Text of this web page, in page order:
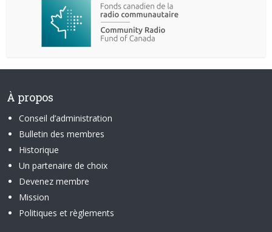
À propos
Conseil d’administration
Bulletin des membres
Historique
Un partenaire de choix
Devenez membre
Mission
Politiques et règlements